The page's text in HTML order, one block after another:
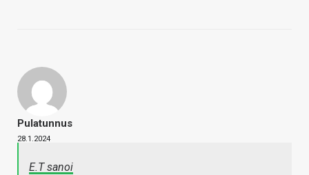
Pulatunnus
28.1.2024
E.T sanoi